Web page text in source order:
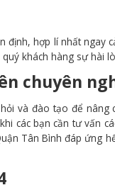
hợp lí nhất ngay
khách hàng sự hài
chuyên
và đào tạo để
các bạn cần tư vấn
Tân Bình đáp ứng